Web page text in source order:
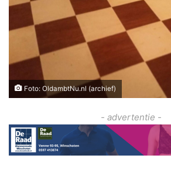
Foto: OldambtNu.nl (archief)
- advertentie -